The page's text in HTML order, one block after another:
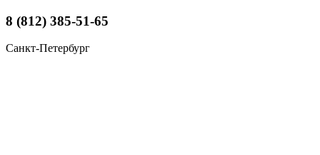
8 (812) 385-51-65
Санкт-Петербург